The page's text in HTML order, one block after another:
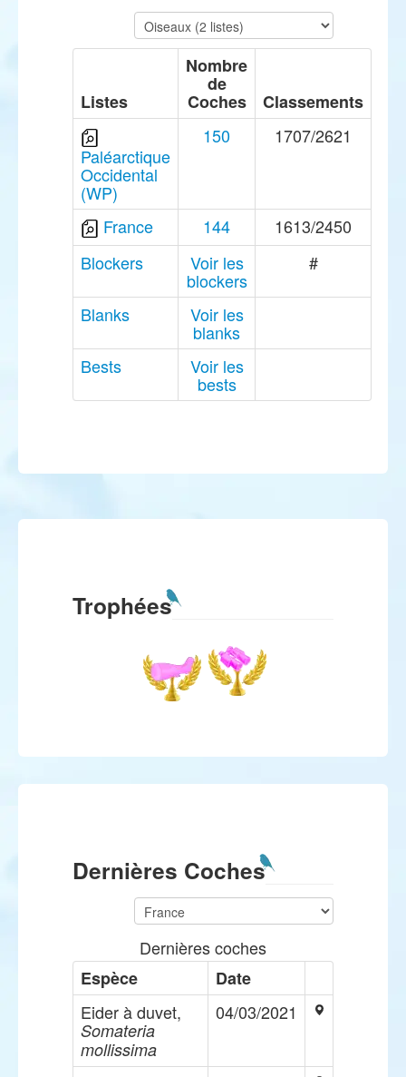
Listes
Nombre
de
Coches Classements
Paléarctique
Occidental
(WP)
150 1707/2621
France 144
1613/2450
Blockers
Voir les
blockers
#
Blanks Voir les
blanks
Bests
Voir les
bests
Trophées
Dernières Coches
Dernières coches
Espèce
Date
Eider à duvet,
Somateria
mollissima
04/03/2021